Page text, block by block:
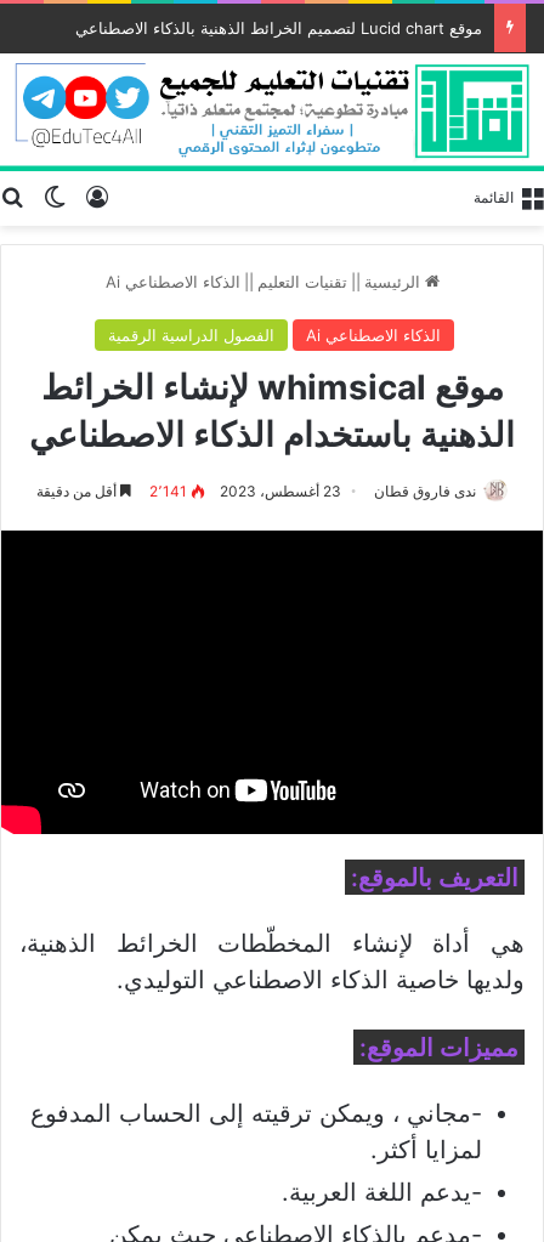
موقع Lucid chart لتصميم الخرائط الذهنية بالذكاء الاصطناعي
تسجيل القائمة
الرئيسية تقنيات التعليم الذكاء الاصطناعي Ai
الذكاء الاصطناعي Ai الفصول الدراسية الرقمية
موقع whimsical لإنشاء الخرائط
الذهنية باستخدام الذكاء الاصطناعي
ندى فاروق قطان 23 أغسطس، 2023 2٬141 أقل من دقيقة
التعريف بالموقع:
هي أداة لإنشاء المخطّطات الخرائط الذهنية،
ولديها خاصية الذكاء الاصطناعي التوليدي.
مميزات الموقع:
-مجاني ، ويمكن ترقيته إلى الحساب المدفوع
لمزايا أكثر.
-يدعم اللغة العربية.
-مدعم بالذكاء الاصطناعي حيث يمكن